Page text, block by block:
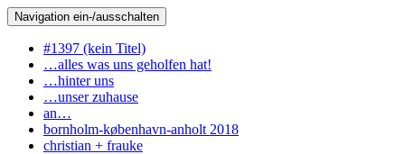
Navigation ein-/ausschalten
#1397 (kein Titel)
…alles was uns geholfen hat!
…hinter uns
…unser zuhause
an…
bornholm-københavn-anholt 2018
christian + frauke